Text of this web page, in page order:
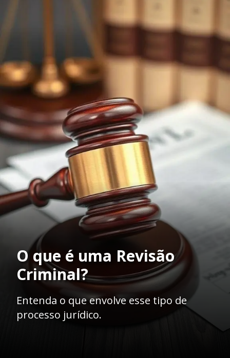
O que é uma Revisão
Criminal?
Entenda o que envolve esse tipo de
processo jurídico.